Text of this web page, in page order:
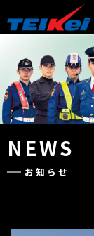
NEWS
お知らせ